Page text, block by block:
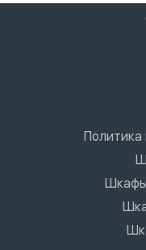
Шкафы